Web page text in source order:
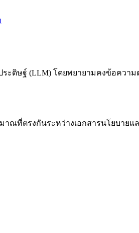
ะดิษฐ์ (LLM) โดยพยายามคงข้อควา
ณที่ตรงกันระหว่างเอกสารนโยบายแ